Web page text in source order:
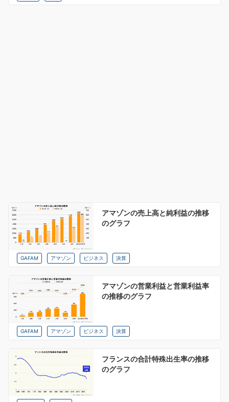
アマゾンの売上高と純利益の推移
のグラフ
GAFAM アマゾン ビジネス 決算
アマゾンの営業利益と営業利益率
の推移のグラフ
GAFAM アマゾン ビジネス 決算
フランスの合計特殊出生率の推移
のグラフ